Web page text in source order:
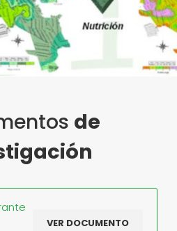
de
VER DOCUMENTO